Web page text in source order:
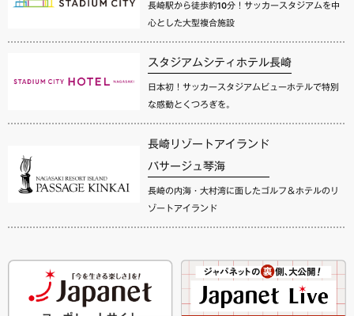
長崎駅から徒歩約10分！サッカースタジアムを中
心とした大型複合施設
スタジアムシティホテル長崎
日本初！サッカースタジアムビューホテルで特別
な感動とくつろぎを。
長崎リゾートアイランド
パサージュ琴海
長崎の内海・大村湾に面したゴルフ＆ホテルのリ
ゾートアイランド